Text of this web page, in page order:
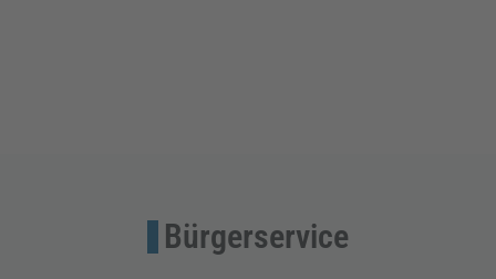
Bürgerservice